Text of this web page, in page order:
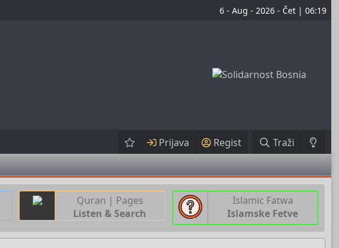
6 - Aug - 2026 - Čet | 06:19
Prijava Regist Traži
Quran | Pages
Listen & Search
Islamic Fatwa
Islamske Fetve